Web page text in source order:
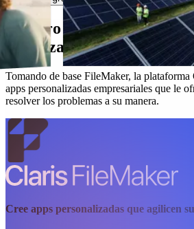
Nuestro equipo de
esfuerza tanto como usted.
Tomando de base FileMaker, la
apps personalizadas empresariales que le
resolver los problemas a su manera.
Cree apps personalizadas que agilicen